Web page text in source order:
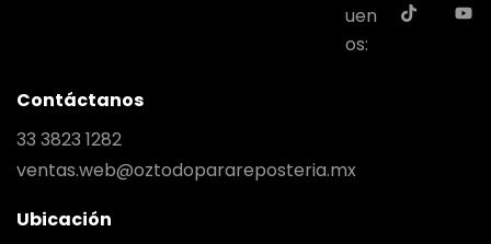
uen
os:
Contáctanos
33 3823 1282
ventas.web@oztodoparareposteria.mx
Ubicación